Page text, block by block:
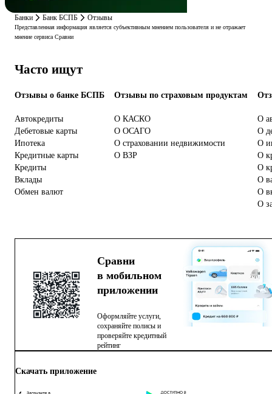
Банки Банк БСПБ Отзывы
Представленная информация является субъективным мнением пользователя и не отражает
мнение сервиса Сравни
Часто ищут
Отзывы о банке БСПБ
Автокредиты
Дебетовые карты
Ипотека
Кредитные карты
Кредиты
Вклады
Обмен валют
Отзывы по страховым продуктам
О КАСКО
О ОСАГО
О страховании недвижимости
О ВЗР
О
О
О
О
О
О
О
О
Сравни
в мобильном
приложении
Оформляйте услуги,
сохраняйте полисы и
проверяйте кредитный
рейтинг
Скачать приложение